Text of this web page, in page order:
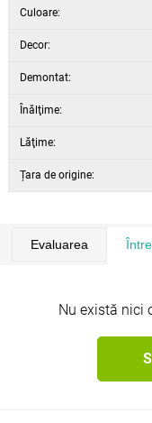
Culoare:
Decor:
Demontat:
Înălţime:
Lăţime:
Țara de origine:
Evaluarea
Nu există nici